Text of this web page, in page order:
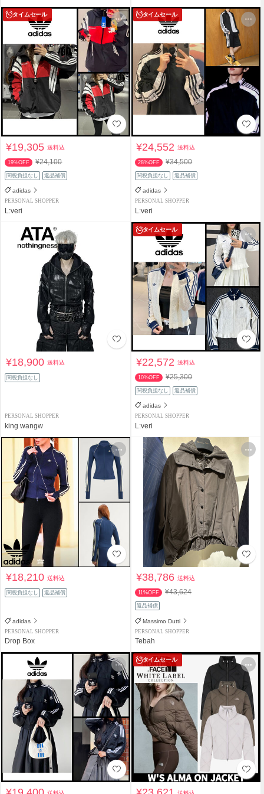
タイムセール
¥19,305送料込
19%OFF ¥24,100
関税負担なし 返品補償
adidas
PERSONAL SHOPPER
L:veri
タイムセール
¥24,552送料込
28%OFF ¥34,500
関税負担なし 返品補償
adidas
PERSONAL SHOPPER
L:veri
¥18,900送料込
関税負担なし
PERSONAL SHOPPER
king wangw
タイムセール
¥22,572送料込
10%OFF ¥25,300
関税負担なし 返品補償
adidas
PERSONAL SHOPPER
L:veri
¥18,210送料込
関税負担なし 返品補償
adidas
PERSONAL SHOPPER
Drop Box
¥38,786送料込
11%OFF ¥43,624
返品補償
Massimo Dutti
PERSONAL SHOPPER
Tebah
タイムセール